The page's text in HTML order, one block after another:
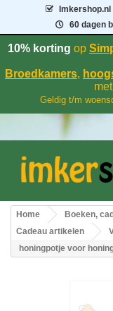
Imkershop.nl
60 dagen
10% korting op
Broedkamers,
Geldig t/m
Home
Boeken,
Cadeau artikelen
honingpotje voor